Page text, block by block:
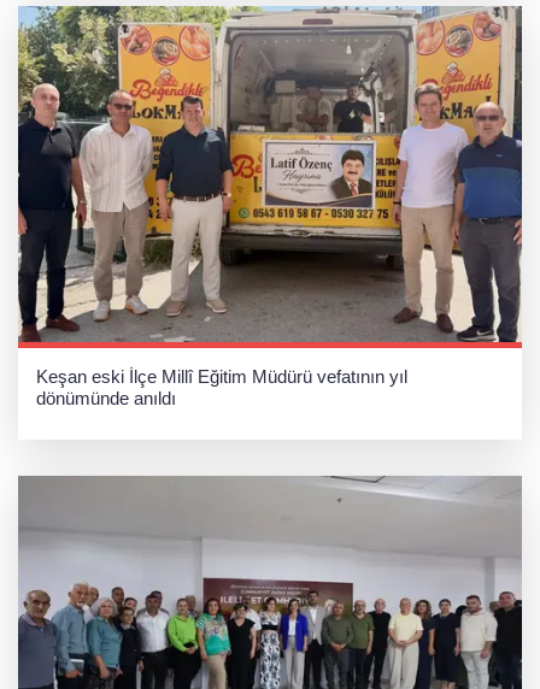
Keşan eski İlçe Millî Eğitim Müdürü vefatının yıl
dönümünde anıldı